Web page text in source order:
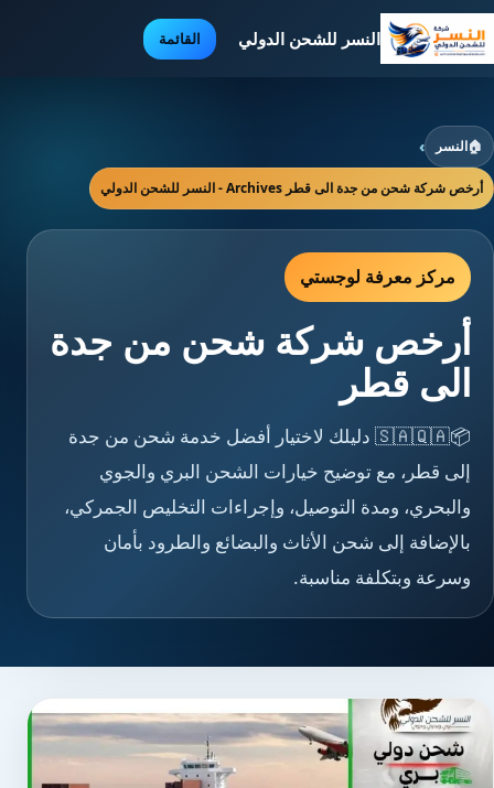
النسر للشحن الدولي القائمة
🏠النسر ›
أرخص شركة شحن من جدة الى قطر Archives - النسر للشحن الدولي
مركز معرفة لوجستي
أرخص شركة شحن من جدة
الى قطر
📦🇸🇦🇶🇦 دليلك لاختيار أفضل خدمة شحن من جدة
إلى قطر، مع توضيح خيارات الشحن البري والجوي
والبحري، ومدة التوصيل، وإجراءات التخليص الجمركي،
بالإضافة إلى شحن الأثاث والبضائع والطرود بأمان
وسرعة وبتكلفة مناسبة.